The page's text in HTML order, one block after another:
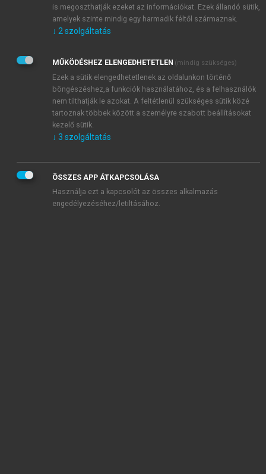
Kérek értesítést a MeRSZ újdonságairól, akcióiról.
Kérek értesítést az Akadémiai Kiadó Zrt. újdonságairól,
Adatkezelési tájékoztatóbanfoglaltakat tudomásul
veszem és elfogadom.
Általános vásárlási feltételeket, valamint a szotar.netés a
mersz.huoldalak licencszerződéseiben foglaltakat
tudomásul veszem és elfogadom.
KIPRÓBÁLOM
is megoszthatják ezeket az információkat. Ezek állandó sütik,
amelyek szinte mindig egy harmadik féltől származnak.
↓ 2 szolgáltatás
MŰKÖDÉSHEZ ELENGEDHETETLEN (mindig szükséges)
Ezek a sütik elengedhetetlenek az oldalunkon történő
böngészéshez,a funkciók használatához, és a felhasználók
nem tilthatják le azokat. A feltétlenül szükséges sütik közé
tartoznak többek között a személyre szabott beállításokat
kezelő sütik.
↓ 3 szolgáltatás
ÖSSZES APP ÁTKAPCSOLÁSA
Használja ezt a kapcsolót az összes alkalmazás
engedélyezéséhez/letiltásához.